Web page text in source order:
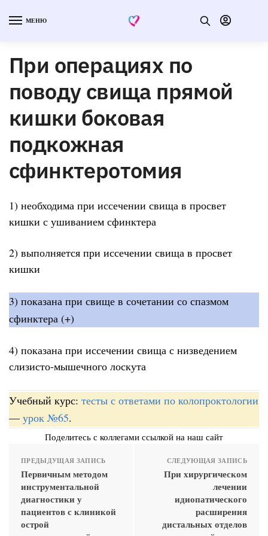
МЕНЮ
При операциях по
поводу свища прямой
кишки боковая
подкожная
сфинктеротомия
1) необходима при иссечении свища в просвет
кишки с ушиванием сфинктера
2) выполняется при иссечении свища в просвет
кишки
3) показана при свище в сочетании со спазмом
сфинктера (+)
4) показана при иссечении свища с низведением
слизисто-мышечного лоскута
Учебный курс: тесты с ответами по колопроктологии
— урок №65.
Поделитесь с коллегами ссылкой на наш сайт
ПРЕДЫДУЩАЯ ЗАПИСЬ
Первичным методом
инструментальной
диагностики у
пациентов с клиникой
острой
СЛЕДУЮЩАЯ ЗАПИСЬ
При хирургическом
лечении
идиопатического
расширения
дистальных отделов